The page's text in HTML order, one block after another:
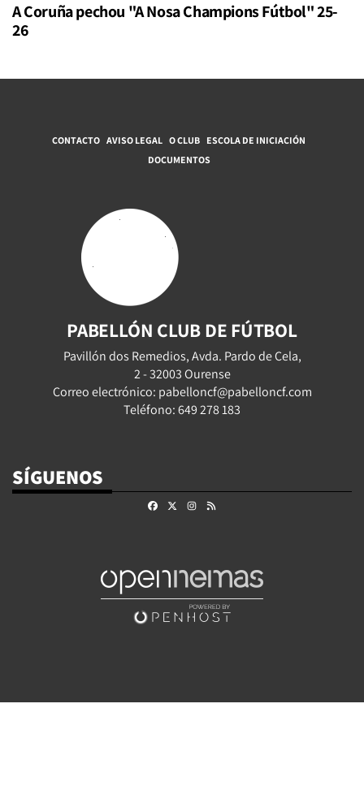
A Coruña pechou "A Nosa Champions Fútbol" 25-
26
CONTACTO AVISO LEGAL O CLUB ESCOLA DE INICIACIÓN
DOCUMENTOS
PABELLÓN CLUB DE FÚTBOL
Pavillón dos Remedios, Avda. Pardo de Cela,
2 - 32003 Ourense
Correo electrónico: pabelloncf@pabelloncf.com
Teléfono: 649 278 183
SÍGUENOS
FacebookInstagram